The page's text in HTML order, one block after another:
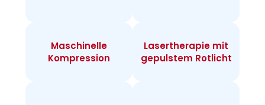
Maschinelle
Kompression
Lasertherapie mit
gepulstem Rotlicht